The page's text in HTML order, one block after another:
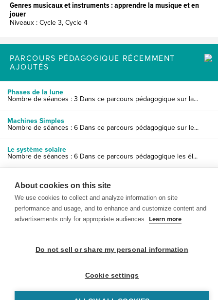
Genres musicaux et instruments : apprendre la musique et en
jouer
Niveaux : Cycle 3, Cycle 4
PARCOURS PÉDAGOGIQUE RÉCEMMENT
AJOUTÉS
Phases de la lune
Nombre de séances : 3 Dans ce parcours pédagogique sur la...
Machines Simples
Nombre de séances : 6 Dans ce parcours pédagogique sur le...
Le système solaire
Nombre de séances : 6 Dans ce parcours pédagogique les él...
© 1999-2026 BrainPOP. Tous droits réservés.
About cookies on this site
We use cookies to collect and analyze information on site
performance and usage, and to enhance and customize content and
advertisements only for appropriate audiences. Learn more
Do not sell or share my personal information
Cookie settings